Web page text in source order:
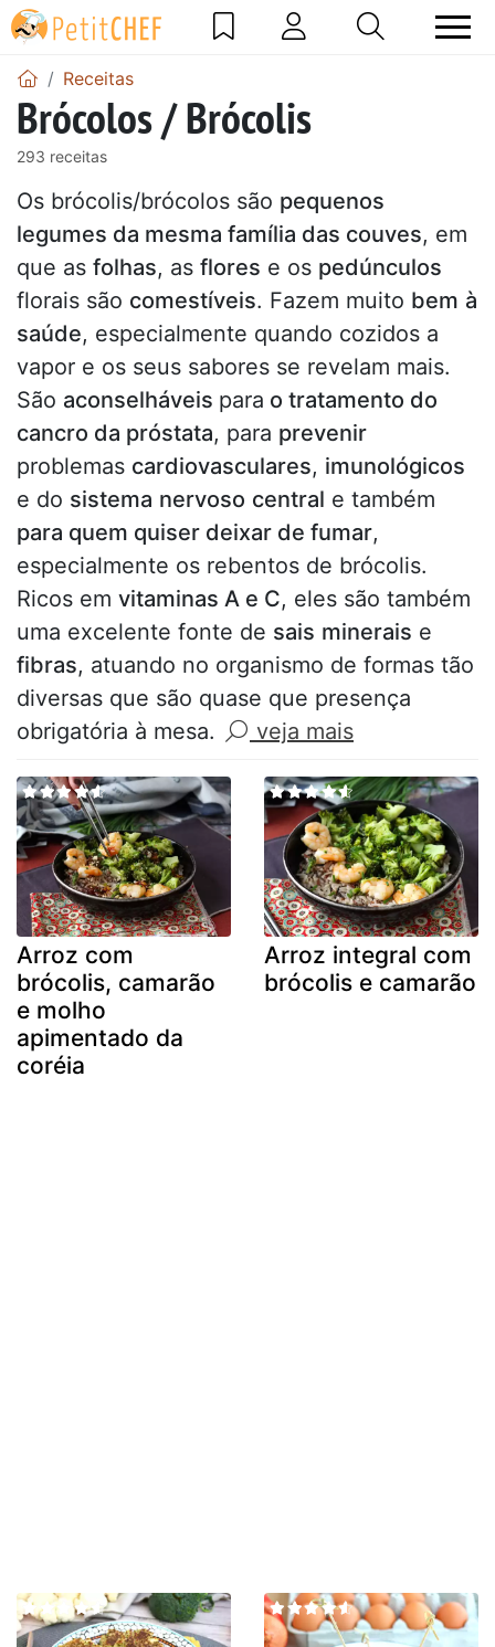
Receitas
Brócolos / Brócolis
293 receitas
Os brócolis/brócolos são pequenos
legumes da mesma família das couves, em
que as folhas, as flores e os pedúnculos
florais são comestíveis. Fazem muito bem à
saúde, especialmente quando cozidos a
vapor e os seus sabores se revelam mais.
São aconselháveis para o tratamento do
cancro da próstata, para prevenir
problemas cardiovasculares, imunológicos
e do sistema nervoso central e também
para quem quiser deixar de fumar,
especialmente os rebentos de brócolis.
Ricos em vitaminas A e C, eles são também
uma excelente fonte de sais minerais e
fibras, atuando no organismo de formas tão
diversas que são quase que presença
obrigatória à mesa.
veja mais
Arroz com
brócolis, camarão
e molho
apimentado da
coréia
Arroz integral com
brócolis e camarão